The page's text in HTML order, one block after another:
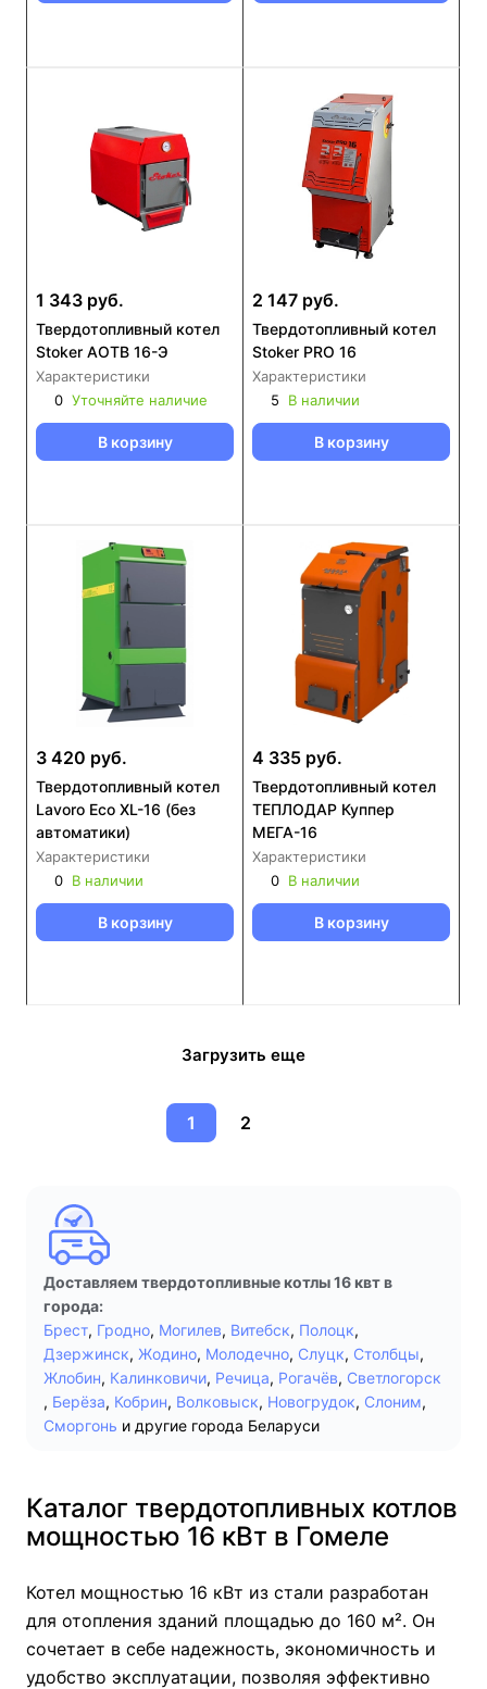
1 343 руб.
Твердотопливный котел
Stoker АОТВ 16-Э
Характеристики
0 Уточняйте наличие
В корзину
2 147 руб.
Твердотопливный котел
Stoker PRO 16
Характеристики
5
В наличии
В корзину
3 420 руб.
Твердотопливный котел
Lavoro Eco XL-16 (без
автоматики)
Характеристики
0 В наличии
В корзину
4 335 руб.
Твердотопливный котел
ТЕПЛОДАР Куппер
МЕГА-16
Характеристики
0 В наличии
В корзину
Загрузить еще
1 2
Доставляем твердотопливные котлы 16 квт в
города:
Брест, Гродно, Могилев, Витебск, Полоцк,
Дзержинск, Жодино, Молодечно, Слуцк, Столбцы,
Жлобин, Калинковичи, Речица, Рогачёв, Светлогорск
, Берёза, Кобрин, Волковыск, Новогрудок, Слоним,
Сморгонь и другие города Беларуси
Каталог твердотопливных котлов
мощностью 16 кВт в Гомеле
Котел мощностью 16 кВт из стали разработан
для отопления зданий площадью до 160 м². Он
сочетает в себе надежность, экономичность и
удобство эксплуатации, позволяя эффективно